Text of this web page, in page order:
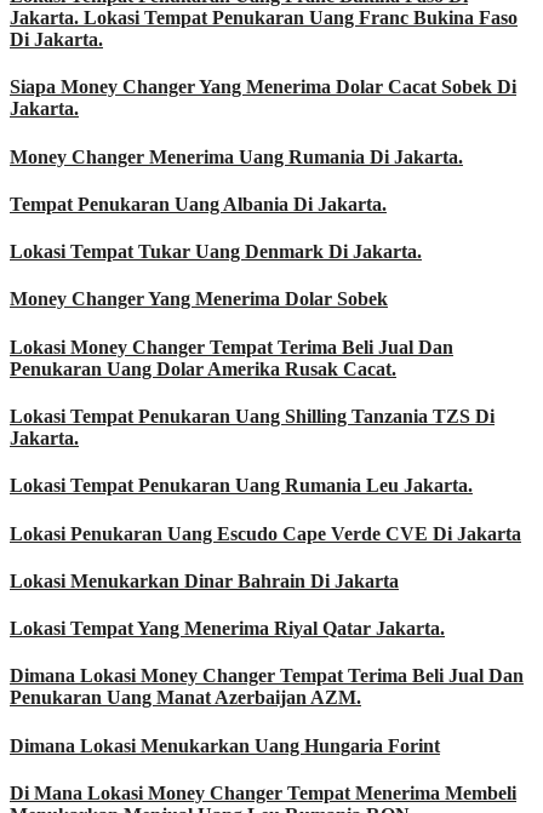
Jakarta. Lokasi Tempat Penukaran Uang Franc Bukina Faso
Di Jakarta.
Siapa Money Changer Yang Menerima Dolar Cacat Sobek Di
Jakarta.
Money Changer Menerima Uang Rumania Di Jakarta.
Tempat Penukaran Uang Albania Di Jakarta.
Lokasi Tempat Tukar Uang Denmark Di Jakarta.
Money Changer Yang Menerima Dolar Sobek
Lokasi Money Changer Tempat Terima Beli Jual Dan
Penukaran Uang Dolar Amerika Rusak Cacat.
Lokasi Tempat Penukaran Uang Shilling Tanzania TZS Di
Jakarta.
Lokasi Tempat Penukaran Uang Rumania Leu Jakarta.
Lokasi Penukaran Uang Escudo Cape Verde CVE Di Jakarta
Lokasi Menukarkan Dinar Bahrain Di Jakarta
Lokasi Tempat Yang Menerima Riyal Qatar Jakarta.
Dimana Lokasi Money Changer Tempat Terima Beli Jual Dan
Penukaran Uang Manat Azerbaijan AZM.
Dimana Lokasi Menukarkan Uang Hungaria Forint
Di Mana Lokasi Money Changer Tempat Menerima Membeli